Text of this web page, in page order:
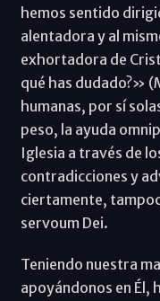
hemos sentido
alentadora y al
exhortadora de
qué has dudado?»
humanas, por sí
peso, la ayuda
Iglesia a través de
contradicciones y
ciertamente,
servoum Dei.
Teniendo nuestra
apoyándonos en Él,